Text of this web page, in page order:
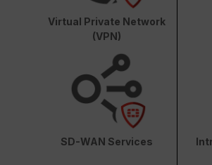
Virtual Private Network
(VPN)
SD-WAN Services